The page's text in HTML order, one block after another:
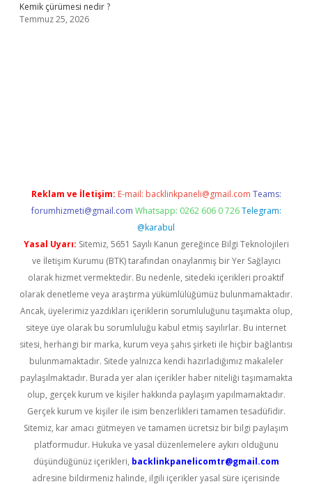
Kemik çürümesi nedir ?
Temmuz 25, 2026
Reklam ve İletişim: E-mail: backlinkpaneli@gmail.com Teams:
forumhizmeti@gmail.com Whatsapp: 0262 606 0 726 Telegram:
@karabul
Yasal Uyarı: Sitemiz, 5651 Sayılı Kanun gereğince Bilgi Teknolojileri
ve İletişim Kurumu (BTK) tarafından onaylanmış bir Yer Sağlayıcı
olarak hizmet vermektedir. Bu nedenle, sitedeki içerikleri proaktif
olarak denetleme veya araştırma yükümlülüğümüz bulunmamaktadır.
Ancak, üyelerimiz yazdıkları içeriklerin sorumluluğunu taşımakta olup,
siteye üye olarak bu sorumluluğu kabul etmiş sayılırlar. Bu internet
sitesi, herhangi bir marka, kurum veya şahıs şirketi ile hiçbir bağlantısı
bulunmamaktadır. Sitede yalnızca kendi hazırladığımız makaleler
paylaşılmaktadır. Burada yer alan içerikler haber niteliği taşımamakta
olup, gerçek kurum ve kişiler hakkında paylaşım yapılmamaktadır.
Gerçek kurum ve kişiler ile isim benzerlikleri tamamen tesadüfidir.
Sitemiz, kar amacı gütmeyen ve tamamen ücretsiz bir bilgi paylaşım
platformudur. Hukuka ve yasal düzenlemelere aykırı olduğunu
düşündüğünüz içerikleri, backlinkpanelicomtr@gmail.com
adresine bildirmeniz halinde, ilgili içerikler yasal süre içerisinde